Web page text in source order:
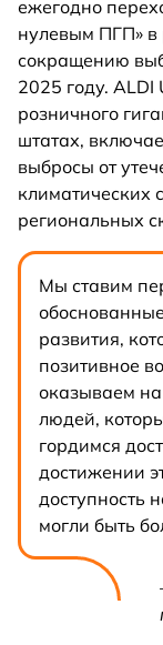
ежегодно
нулевым ПГП» в
сокращению
2025 году. ALDI
розничного
штатах,
выбросы от
климатических
региональных
Мы ставим
развития,
позитивное
оказываем
людей,
гордимся
достижении
доступность
могли быть